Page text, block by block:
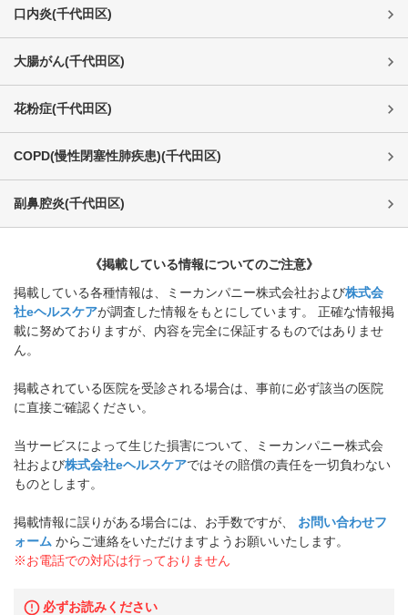
口内炎(千代田区)
大腸がん(千代田区)
花粉症(千代田区)
COPD(慢性閉塞性肺疾患)(千代田区)
副鼻腔炎(千代田区)
《掲載している情報についてのご注意》
掲載している各種情報は、ミーカンパニー株式会社および株式会
社eヘルスケアが調査した情報をもとにしています。 正確な情報掲
載に努めておりますが、内容を完全に保証するものではありませ
ん。
掲載されている医院を受診される場合は、事前に必ず該当の医院
に直接ご確認ください。
当サービスによって生じた損害について、ミーカンパニー株式会
社および株式会社eヘルスケアではその賠償の責任を一切負わない
ものとします。
掲載情報に誤りがある場合には、お手数ですが、
お問い合わせフ
ォーム からご連絡をいただけますようお願いいたします。
※お電話での対応は行っておりません
必ずお読みください